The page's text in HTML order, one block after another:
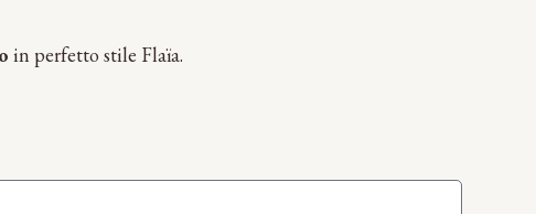
in perfetto stile Flaïa.